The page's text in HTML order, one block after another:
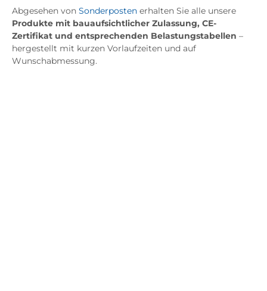
Abgesehen von Sonderposten erhalten Sie alle unsere
Produkte mit bauaufsichtlicher Zulassung, CE-
Zertifikat und entsprechenden Belastungstabellen –
hergestellt mit kurzen Vorlaufzeiten und auf
Wunschabmessung.